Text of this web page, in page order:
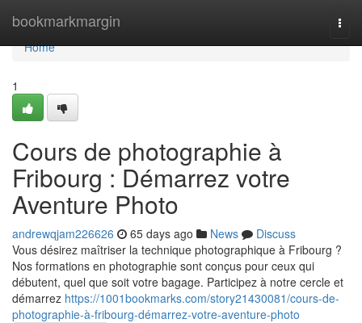
bookmarkmargin
Home
Home
1
Cours de photographie à
Fribourg : Démarrez votre
Aventure Photo
andrewqjam226626 65 days ago News
Discuss
Vous désirez maîtriser la technique photographique à Fribourg ?
Nos formations en photographie sont conçus pour ceux qui
débutent, quel que soit votre bagage. Participez à notre cercle et
démarrez https://1001bookmarks.com/story21430081/cours-de-
photographie-à-fribourg-démarrez-votre-aventure-photo